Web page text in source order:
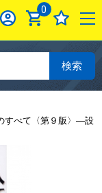
0
検索
すべて〈第９版〉―設